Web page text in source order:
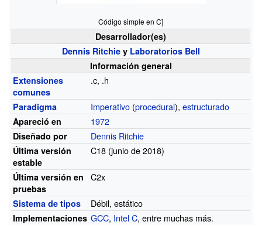
Código simple en C]
Desarrollador(es)
Dennis Ritchiey Laboratorios Bell
Información general
Extensiones
comunes
.c, .h
Paradigma Imperativo (procedural),estructurado
Apareció en 1972
Diseñado por Dennis Ritchie
Última versión
estable
C18 (junio de 2018)
Última versión en
pruebas
C2x
Sistema de tipos Débil, estático
Implementaciones GCC, Intel C, entre muchas más.